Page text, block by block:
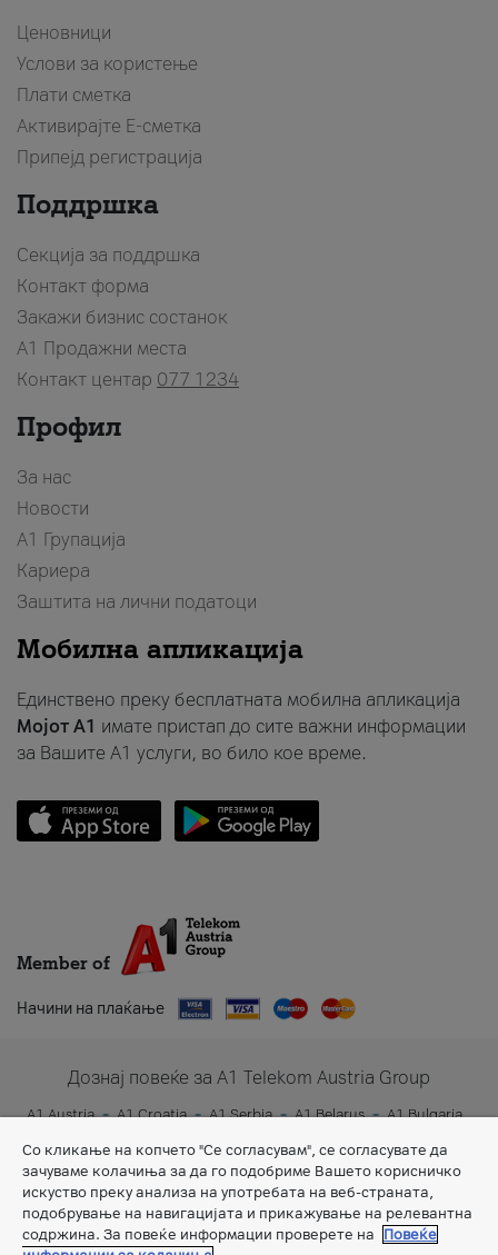
Ценовници
Услови за користење
Плати сметка
Активирајте Е-сметка
Припејд регистрација
Поддршка
Секција за поддршка
Контакт форма
Закажи бизнис состанок
A1 Продажни места
Контакт центар 077 1234
Профил
За нас
Новости
А1 Групација
Кариера
Заштита на лични податоци
Мобилна апликација
Единствено преку бесплатната мобилна апликација
Мојот A1 имате пристап до сите важни информации
за Вашите A1 услуги, во било кое време.
Member of
Начини на плаќање
Дознај повеќе за A1 Telekom Austria Group
A1 Austria A1 Croatia A1 Serbia A1 Belarus
A1 Bulgaria
Со кликање на копчето "Се согласувам", се согласувате да
зачуваме колачиња за да го подобриме Вашето корисничко
искуство преку анализа на употребата на веб-страната,
подобрување на навигацијата и прикажување на релевантна
содржина. За повеќе информации проверете на
Повеќе